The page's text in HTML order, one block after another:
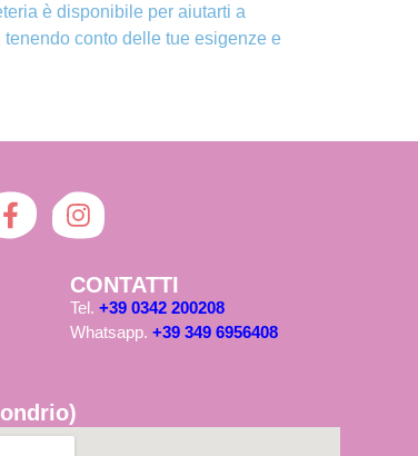
è disponibile per aiutarti a
conto delle tue esigenze e
CONTATTI
Tel.+39 0342 200208
Whatsapp. +39 349 6956408